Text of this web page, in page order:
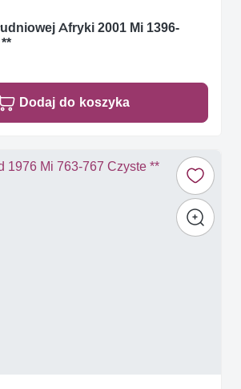
Afryki 2001 Mi 1396-
Dodaj do koszyka